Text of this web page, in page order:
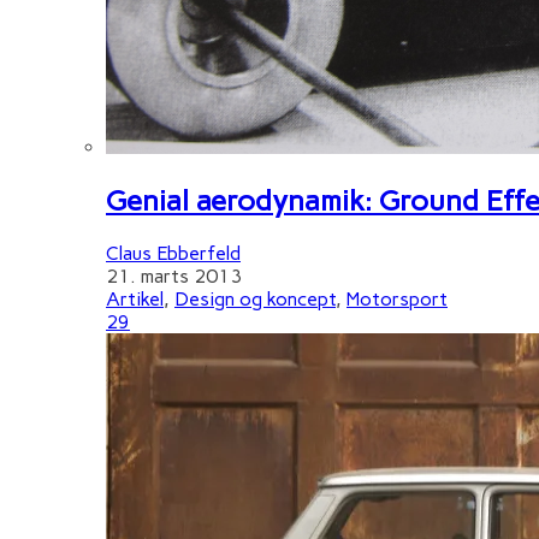
Genial aerodynamik: Ground
Claus Ebberfeld
21. marts 2013
Artikel, Design og koncept, Motorsport
29